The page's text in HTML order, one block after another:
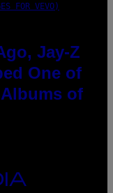
FOR VEVO)
Jay-Z
One of
of